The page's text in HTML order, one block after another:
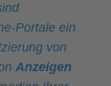
Portale ein
von
Anzeigen